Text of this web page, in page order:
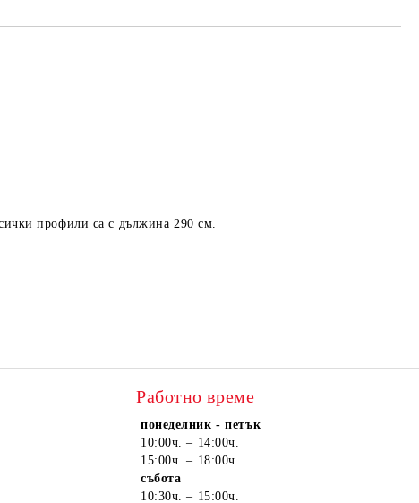
профили са с дължина 290 см.
Работно време
понеделник - петък
10:00ч. – 14:00ч.
15:00ч. – 18:00ч.
събота
10:30ч. – 15:00ч.